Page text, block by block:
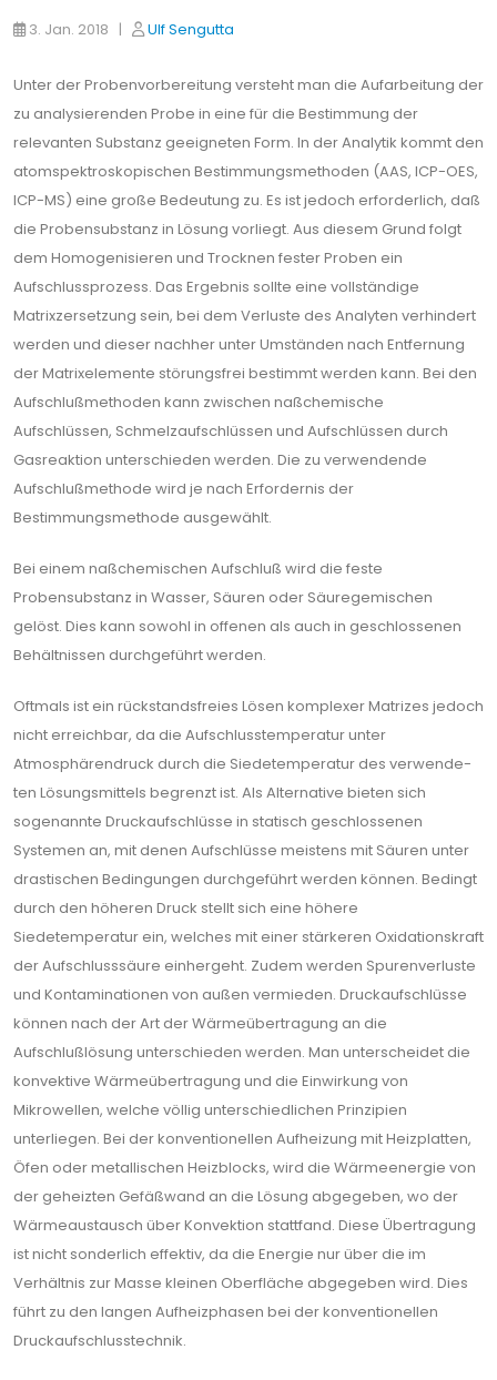
3. Jan. 2018 | Ulf Sengutta
Unter der Probenvorbereitung versteht man die Aufarbeitung der
zu analysierenden Probe in eine für die Bestimmung der
relevanten Substanz geeigneten Form. In der Analytik kommt den
atomspektroskopischen Bestimmungsmethoden (AAS, ICP-OES,
ICP-MS) eine große Be­deutung zu. Es ist jedoch erforderlich, daß
die Probensubstanz in Lösung vorliegt. Aus diesem Grund folgt
dem Homogenisieren und Trocknen fester Proben ein
Aufschlussprozess. Das Ergebnis sollte eine vollständige
Matrixzersetzung sein, bei dem Verluste des Analyten verhindert
werden und dieser nachher unter Umständen nach Entfernung
der Matrixelemente störungsfrei bestimmt werden kann. Bei den
Aufschlußmethoden kann zwischen naßchemische
Aufschlüssen, Schmelzaufschlüssen und Aufschlüssen durch
Gasreaktion unterschieden werden. Die zu verwendende
Aufschlußmethode wird je nach Erfordernis der
Bestimmungsmethode ausgewählt.
Bei einem naßchemischen Aufschluß wird die feste
Probensubstanz in Wasser, Säuren oder Säuregemischen
gelöst. Dies kann sowohl in offenen als auch in geschlosse­nen
Behältnissen durchgeführt werden.
Oftmals ist ein rückstandsfreies Lösen komplexer Matrizes jedoch
nicht erreichbar, da die Aufschlusstemperatur unter
Atmosphärendruck durch die Siedetemperatur des verwende­
ten Lösungsmittels begrenzt ist. Als Alternative bieten sich
sogenannte Druckaufschlüsse in statisch geschlossenen
Systemen an, mit denen Aufschlüsse meistens mit Säuren unter
drastischen Bedingungen durchgeführt werden können. Bedingt
durch den höheren Druck stellt sich eine höhere
Siedetemperatur ein, welches mit einer stärkeren Oxidationskraft
der Aufschlusssäure einhergeht. Zudem werden Spurenverluste
und Kontaminationen von außen vermieden. Druckaufschlüsse
können nach der Art der Wärmeübertragung an die
Aufschlußlösung un­terschieden werden. Man unterscheidet die
konvektive Wärmeübertragung und die Einwir­kung von
Mikrowellen, welche völlig unterschiedlichen Prinzipien
unterliegen. Bei der konventionellen Aufheizung mit Heizplatten,
Öfen oder metallischen Heizblocks, wird die Wärmeenergie von
der geheizten Gefäßwand an die Lösung abgegeben, wo der
Wär­meaustausch über Konvektion stattfand. Diese Übertragung
ist nicht sonderlich effektiv, da die Energie nur über die im
Verhältnis zur Masse kleinen Oberfläche abgegeben wird. Dies
führt zu den langen Aufheizphasen bei der konventionellen
Druckaufschlusstechnik.